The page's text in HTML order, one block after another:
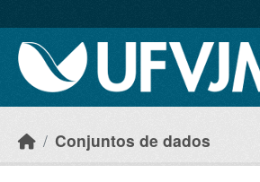
Conjuntos de dados